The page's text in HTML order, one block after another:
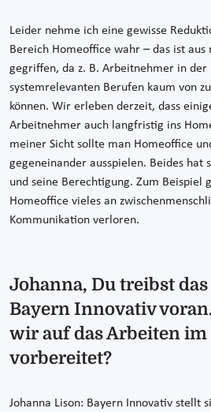
Leider nehme ich eine gewisse
Bereich Homeoffice wahr – das ist aus
gegriffen, da z. B. Arbeitnehmer in der
systemrelevanten Berufen kaum von
können. Wir erleben derzeit, dass
Arbeitnehmer auch langfristig ins
meiner Sicht sollte man Homeoffice
gegeneinander ausspielen. Beides hat
und seine Berechtigung. Zum Beispiel
Homeoffice vieles an
Kommunikation verloren.
Johanna, Du treibst
Bayern Innovativ
wir auf das Arbeiten im
vorbereitet?
Johanna Lison: Bayern Innovativ stellt